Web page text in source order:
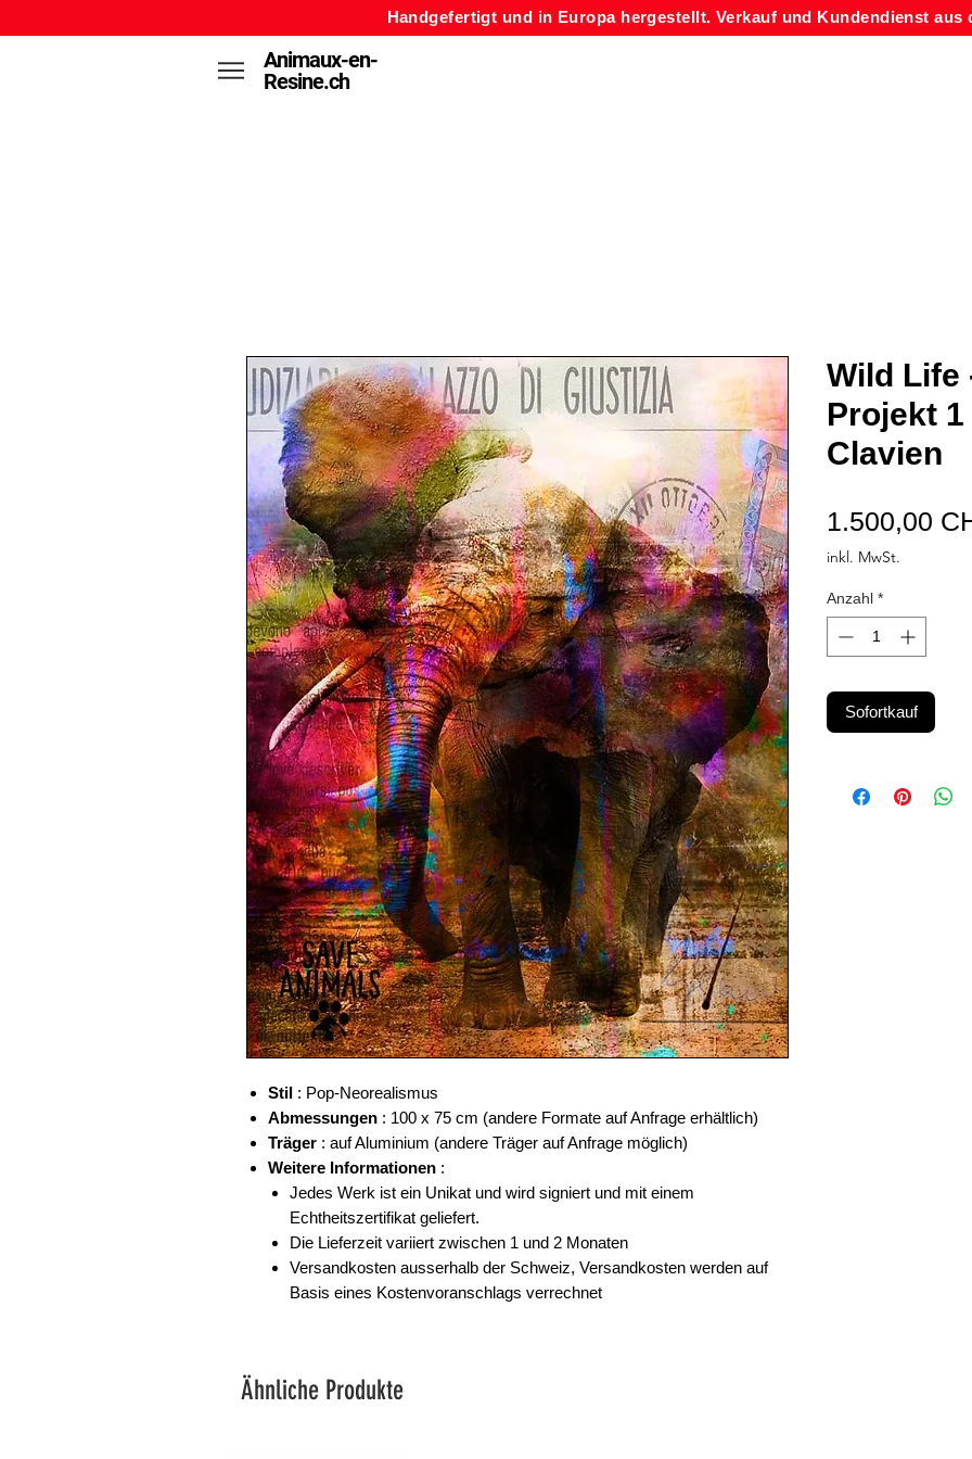
Handgefertigt und in Europa hergestellt. Verkauf und Kundendienst aus
Animaux-en-
Resine.ch
Stil : Pop-Neorealismus
Abmessungen : 100 x 75 cm (andere Formate auf Anfrage erhältlich)
Träger : auf Aluminium (andere Träger auf Anfrage möglich)
Weitere Informationen :
Jedes Werk ist ein Unikat und wird signiert und mit einem
Echtheitszertifikat geliefert.
Die Lieferzeit variiert zwischen 1 und 2 Monaten
Versandkosten ausserhalb der Schweiz, Versandkosten werden auf
Basis eines Kostenvoranschlags verrechnet
Wild Life
Projekt
Clavien
1.500,00
inkl. MwSt.
Anzahl *
Sofortkauf
Ähnliche Produkte